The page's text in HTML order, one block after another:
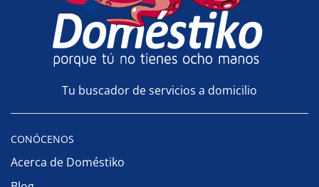
Tu buscador de servicios a domicilio
CONÓCENOS
Acerca de Doméstiko